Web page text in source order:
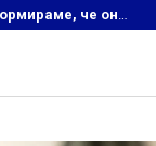
Скъпи клиенти, Бихме искали да Ви информираме, че онлайн магазинът на English Home преустановява своята дейност. Прекрасният ни и усмихнат екип ,Ви очаква в нашите физически магазини, където ще откриете любимите си продукти! Благодарим Ви, че сте част от семейството на Еnglish Home!